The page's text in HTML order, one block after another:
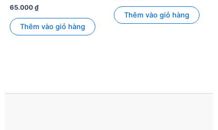
65.000₫
Thêm vào giỏ hàng
Thêm vào giỏ hàng